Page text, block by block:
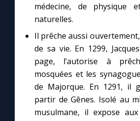
médecine, de physique
naturelles.
Il prêche aussi
de sa vie. En 1299,
page, l’autorise à
mosquées et les
de Majorque. En 1291, il
partir de Gênes. Isolé au
musulmane, il expose